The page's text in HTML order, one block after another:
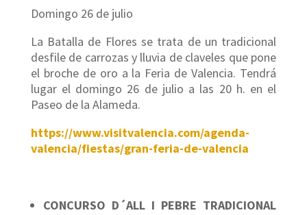
Domingo 26 de julio
La Batalla de Flores se trata de un tradicional
desfile de carrozas y lluvia de claveles que pone
el broche de oro a la Feria de Valencia. Tendrá
lugar el domingo 26 de julio a las 20 h. en el
Paseo de la Alameda.
https://www.visitvalencia.com/agenda-
valencia/fiestas/gran-feria-de-valencia
CONCURSO D´ALL I PEBRE TRADICIONAL